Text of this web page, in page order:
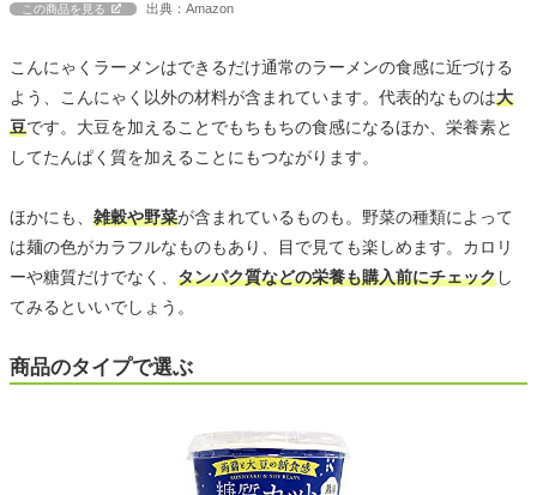
この商品を見る 出典：Amazon
こんにゃくラーメンはできるだけ通常のラーメンの食感に近づける
よう、こんにゃく以外の材料が含まれています。代表的なものは大
豆です。大豆を加えることでもちもちの食感になるほか、栄養素と
してたんぱく質を加えることにもつながります。
ほかにも、 雑穀や野菜が含まれているものも。野菜の種類によって
は麺の色がカラフルなものもあり、目で見ても楽しめます。カロリ
ーや糖質だけでなく、 タンパク質などの栄養も購入前にチェックし
てみるといいでしょう。
商品のタイプで選ぶ